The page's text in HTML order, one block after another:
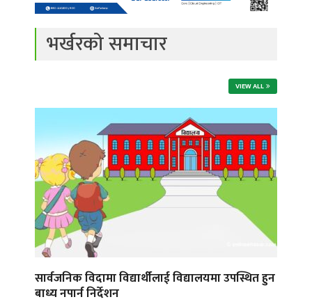
भर्खरको समाचार
VIEW ALL
सार्वजनिक विदामा विद्यार्थीलाई विद्यालयमा उपस्थित हुन
बाध्य नपार्न निर्देशन